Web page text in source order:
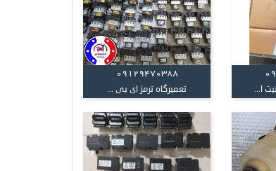
ا...
09129470388
تعمیرگاه ترمز ای بی ...